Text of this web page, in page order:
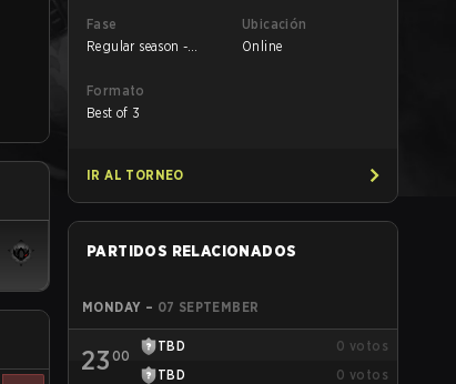
Fase
Regular season -
Ubicación
Online
Formato
Best of 3
IR AL TORNEO
PARTIDOS RELACIONADOS
MONDAY – 07 SEPTEMBER
23 00
TBD 0 votos
TBD
0 votos